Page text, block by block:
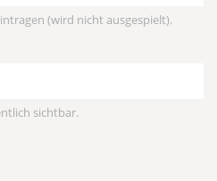
(wird nicht ausgespielt).
sichtbar.